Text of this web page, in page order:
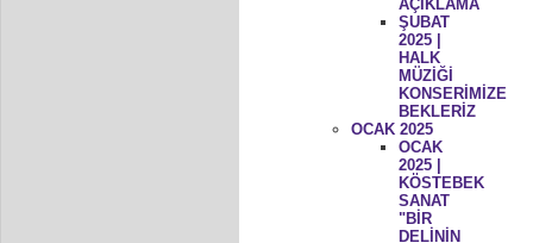
AÇIKLAMA
ŞUBAT
2025 |
HALK
MÜZİĞİ
KONSERİMİZE
BEKLERİZ
OCAK 2025
OCAK
2025 |
KÖSTEBEK
SANAT
"BİR
DELİNİN